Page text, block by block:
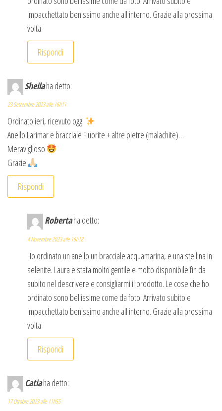
impacchettato benissimo anche all interno. Grazie alla prossima
volta
Rispondi
Sheilaha detto:
23 Settembre 2023 alle 16h11
Ordinato ieri, ricevuto oggi
Anello Larimar e bracciale Fluorite + altre pietre (malachite)…
Meraviglioso
Grazie
Rispondi
Robertaha detto:
4 Novembre 2023 alle 16h18
Ho ordinato un anello un bracciale acquamarina, e una stellina in
selenite. Laura e stata molto gentile e molto disponibile fin da
subito nel descrivere e consigliarmi il prodotto. Le cose che ho
ordinato sono bellissime come da foto. Arrivato subito e
impacchettato benissimo anche all interno. Grazie alla prossima
volta
Rispondi
Catiaha detto:
17 Ottobre 2023 alle 11h55